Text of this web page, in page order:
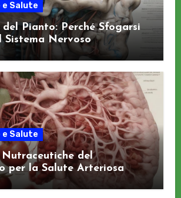
e Salute
Pianto: Perché Sfogarsi
Sistema Nervoso
e Salute
del
per la Salute Arteriosa